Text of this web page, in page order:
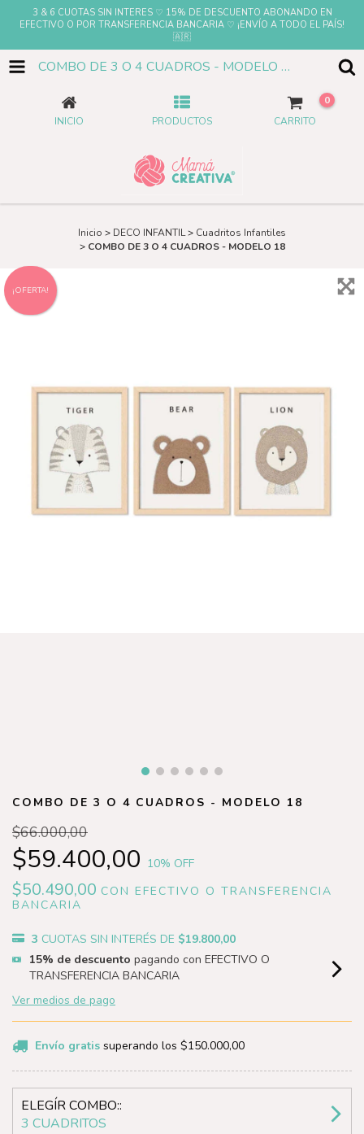
3 & 6 CUOTAS SIN INTERES ♡ 15% DE DESCUENTO ABONANDO EN
EFECTIVO O POR TRANSFERENCIA BANCARIA ♡ ¡ENVÍO A TODO EL PAÍS!
🇦🇷
COMBO DE 3 O 4 CUADROS - MODELO 18
INICIO PRODUCTOS CARRITO
0
Inicio > DECO INFANTIL> Cuadritos Infantiles
> COMBO DE 3 O 4 CUADROS - MODELO 18
¡OFERTA!
COMBO DE 3 O 4 CUADROS - MODELO 18
$66.000,00
$59.400,00 10% OFF
$50.490,00 CON EFECTIVO O TRANSFERENCIA
BANCARIA
3 CUOTAS SIN INTERÉS DE $19.800,00
15% de descuento pagando con EFECTIVO O
TRANSFERENCIA BANCARIA
Ver medios de pago
Envío gratis superando los $150.000,00
ELEGÍR COMBO::
3 CUADRITOS